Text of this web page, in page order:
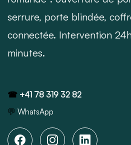
serrure, porte blindée,
connectée. Intervention
minutes.
☎ +41 78 319 32 82
💬 WhatsApp